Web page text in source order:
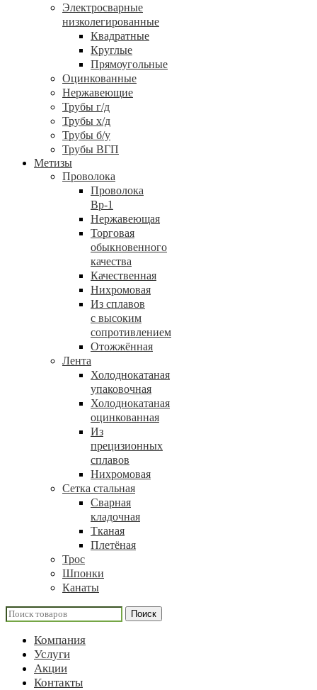
Электросварные
низколегированные
Квадратные
Круглые
Прямоугольные
Оцинкованные
Нержавеющие
Трубы г/д
Трубы х/д
Трубы б/у
Трубы ВГП
Метизы
Проволока
Проволока
Вр-1
Нержавеющая
Торговая
обыкновенного
качества
Качественная
Нихромовая
Из сплавов
с высоким
сопротивлением
Отожжённая
Лента
Холоднокатаная
упаковочная
Холоднокатаная
оцинкованная
Из
прецизионных
сплавов
Нихромовая
Сетка стальная
Сварная
кладочная
Тканая
Плетёная
Трос
Шпонки
Канаты
Поиск
Компания
Услуги
Акции
Контакты